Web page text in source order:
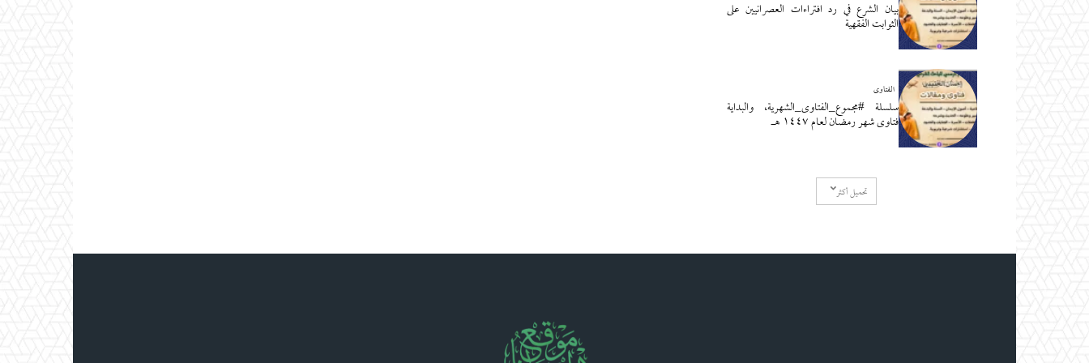
بيان الشرع في رد افتراءات العصرانيين على
الثوابت الفقهية
الفتاوى
سلسلة #مجموع_الفتاوى_الشهرية، والبداية
فتاوى شهر رمضان لعام ١٤٤٧ هـ
تحميل أكثر